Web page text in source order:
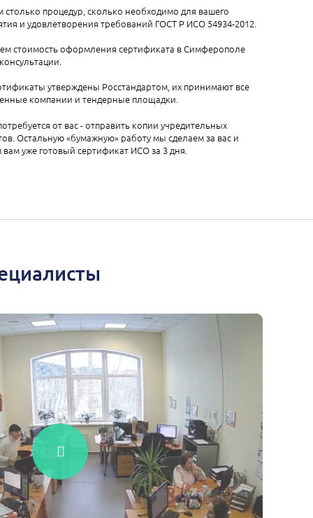
столько процедур, сколько необходимо для вашего
и удовлетворения требований ГОСТ Р ИСО 54934-2012.
стоимость оформления сертификата в Симферополе
утверждены Росстандартом, их принимают все
компании и тендерные площадки.
от вас - отправить копии учредительных
Остальную «бумажную» работу мы сделаем за вас и
уже готовый сертификат ИСО за 3 дня.